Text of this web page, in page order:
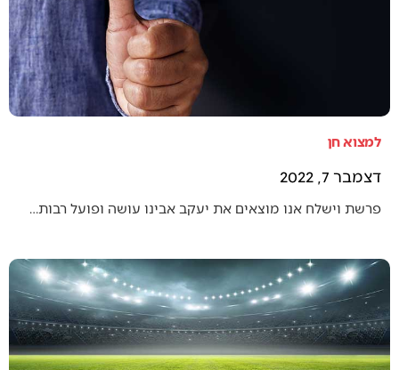
למצוא חן
דצמבר 7, 2022
פרשת וישלח אנו מוצאים את יעקב אבינו עושה ופועל רבות…